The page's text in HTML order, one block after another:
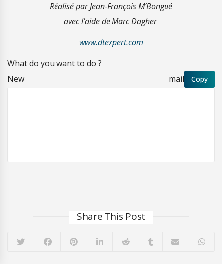
Réalisé par Jean-François M’Bongué
avec l’aide de Marc Dagher
www.dtexpert.com
What do you want to do ?
New mail
Copy
Share This Post